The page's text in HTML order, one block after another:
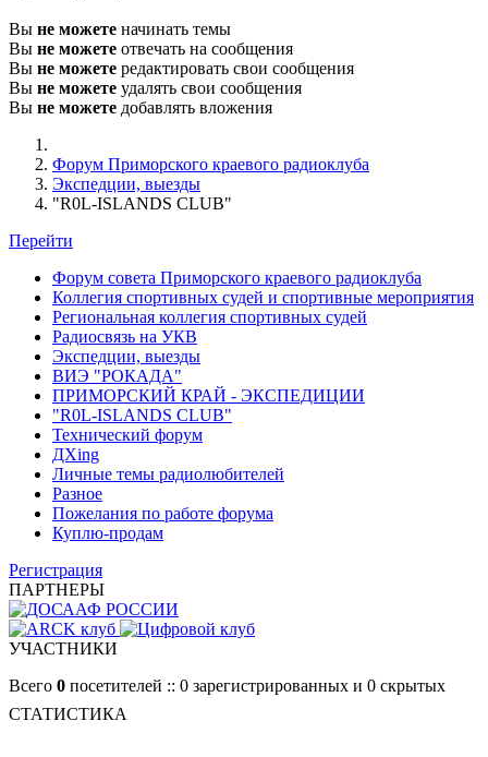
Вы не можете начинать темы
Вы не можете отвечать на сообщения
Вы не можете редактировать свои сообщения
Вы не можете удалять свои сообщения
Вы не можете добавлять вложения
Форум Приморского краевого радиоклуба
Экспедции, выезды
"R0L-ISLANDS CLUB"
Перейти
Форум совета Приморского краевого радиоклуба
Коллегия спортивных судей и спортивные мероприятия
Региональная коллегия спортивных судей
Радиосвязь на УКВ
Экспедции, выезды
ВИЭ "РОКАДА"
ПРИМОРСКИЙ КРАЙ - ЭКСПЕДИЦИИ
"R0L-ISLANDS CLUB"
Технический форум
ДХing
Личные темы радиолюбителей
Разное
Пожелания по работе форума
Куплю-продам
Регистрация
ПАРТНЕРЫ
УЧАСТНИКИ
Всего 0 посетителей :: 0 зарегистрированных и 0 скрытых
СТАТИСТИКА